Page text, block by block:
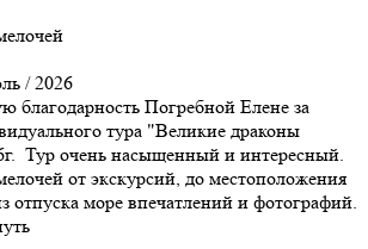
/ 2026
благодарность Погребной Елене за
тура "Великие драконы
Тур очень насыщенный и интересный.
от экскурсий, до местоположения
отпуска море впечатлений и фотографий.